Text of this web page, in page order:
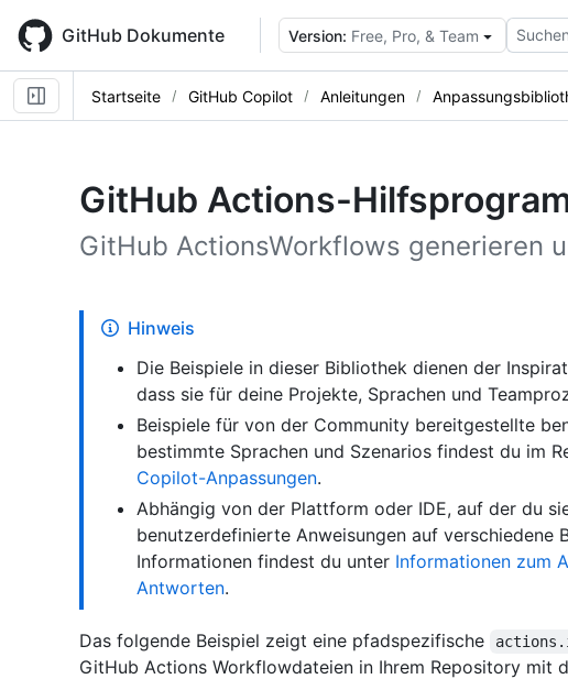
main
content
GitHub Dokumente Version: Free, Pro, & Team
Startseite GitHub Copilot Anleitungen
GitHub Actions-
GitHub ActionsWorkflows generieren
Hinweis
Die Beispiele in dieser Bibliothek dienen der
dass sie für deine Projekte, Sprachen und
Beispiele für von der Community bereitgestellte
bestimmte Sprachen und Szenarios findest du im
Copilot-Anpassungen.
Abhängig von der Plattform oder IDE, auf der du
benutzerdefinierte Anweisungen auf verschiedene
Informationen findest du unter Informationen zum
Antworten.
Das folgende Beispiel zeigt eine pfadspezifische
GitHub Actions Workflowdateien in Ihrem Repository mit